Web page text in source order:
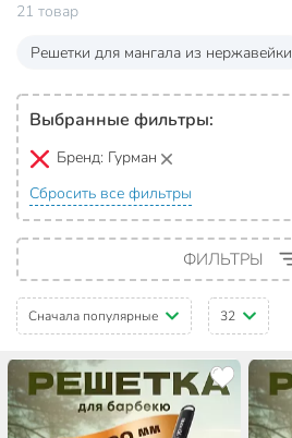
21 товар
Решетки для мангала из нержавейки
Выбранные фильтры:
Бренд: Гурман
Сбросить все фильтры
ФИЛЬТРЫ
Сначала популярные 32